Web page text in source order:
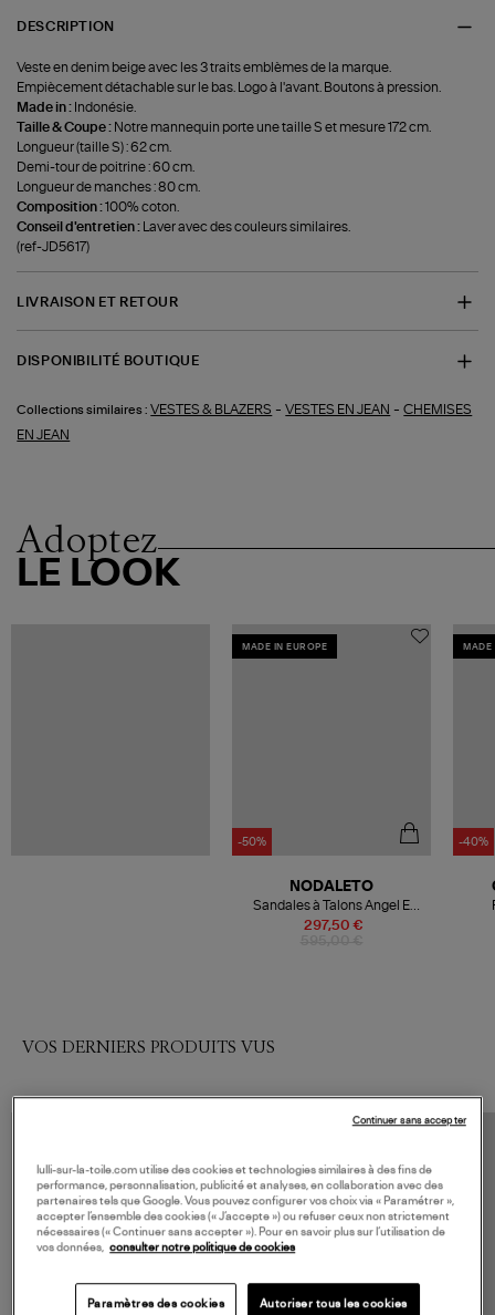
DESCRIPTION
Veste en denim beige avec les 3 traits emblèmes de la marque.
Empiècement détachable sur le bas. Logo à l'avant. Boutons à pression.
Made in : Indonésie.
Taille & Coupe : Notre mannequin porte une taille S et mesure 172 cm.
Longueur (taille S) : 62 cm.
Demi-tour de poitrine : 60 cm.
Longueur de manches : 80 cm.
Composition :100% coton.
Conseil d'entretien :
Laver avec des couleurs similaires.
(ref-JD5617)
LIVRAISON ET RETOUR
DISPONIBILITÉ BOUTIQUE
Collections similaires : VESTES & BLAZERS -VESTES EN JEAN -CHEMISES
EN JEAN
Adoptez
LE LOOK
MADE IN EUROPE
-50%
297,50 €
NODALETO
Sandales à Talons Angel E
Ceramica Patent
MADE
-40%
VOS DERNIERS PRODUITS VUS
lulli-sur-la-toile.com utilise des cookies et technologies similaires à des fins de
performance, personnalisation, publicité et analyses, en collaboration avec des
partenaires tels que Google. Vous pouvez configurer vos choix via « Paramétrer »,
accepter l’ensemble des cookies (« J’accepte ») ou refuser ceux non strictement
nécessaires (« Continuer sans accepter »). Pour en savoir plus sur l’utilisation de
vos données, consulter notre politique de cookies
Paramètres des cookies Autoriser tous les cookies
Continuer sans accepter